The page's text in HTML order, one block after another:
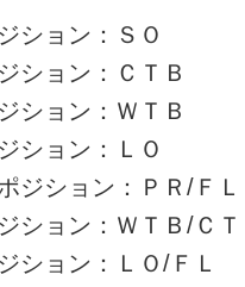
ション：ＳＯ
ション：ＣＴＢ
ション：ＷＴＢ
ション：ＬＯ
ジション：ＰＲ/ＦＬ
ション：ＷＴＢ/ＣＴ
ション：ＬＯ/ＦＬ